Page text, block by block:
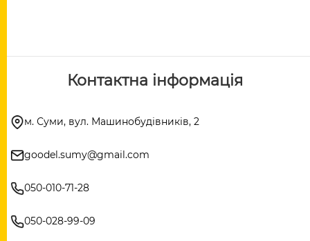
Контактна інформація
м. Суми, вул. Машинобудівників, 2
goodel.sumy@gmail.com
050-010-71-28
050-028-99-09